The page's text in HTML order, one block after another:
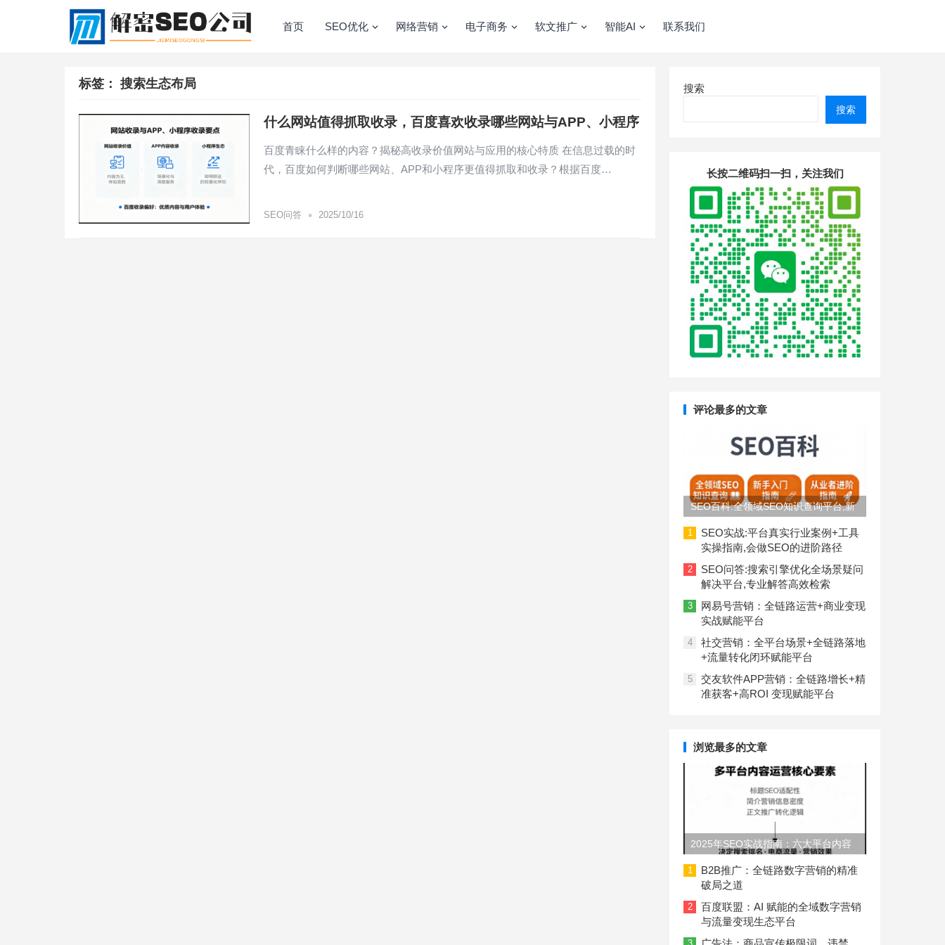
首页 SEO优化 网络营销 电子商务 软文推广 智能AI 联系我们
标签： 搜索生态布局
什么网站值得抓取收录，百度喜欢收录哪些网站与APP、小程序
百度青睐什么样的内容？揭秘高收录价值网站与应用的核心特质 在信息过载的时
代，百度如何判断哪些网站、APP和小程序更值得抓取和收录？根据百度…
SEO问答 • 2025/10/16
搜索
搜索
长按二维码扫一扫，关注我们
评论最多的文章
SEO百科:全领域SEO知识查询平台,新
手入门到从业者进阶指南
1
SEO实战:平台真实行业案例+工具
实操指南,会做SEO的进阶路径
2
SEO问答:搜索引擎优化全场景疑问
解决平台,专业解答高效检索
3
网易号营销：全链路运营+商业变现
实战赋能平台
4
社交营销：全平台场景+全链路落地
+流量转化闭环赋能平台
5
交友软件APP营销：全链路增长+精
准获客+高ROI 变现赋能平台
浏览最多的文章
2025年SEO实战指南：六大平台内容
长度与结构规范
1
B2B推广：全链路数字营销的精准
破局之道
2
百度联盟：AI 赋能的全域数字营销
与流量变现生态平台